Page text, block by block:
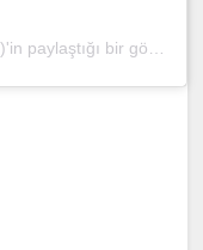
Mother & Wife & Food Blogger (@nurlu)'in paylaştığı bir gönderi